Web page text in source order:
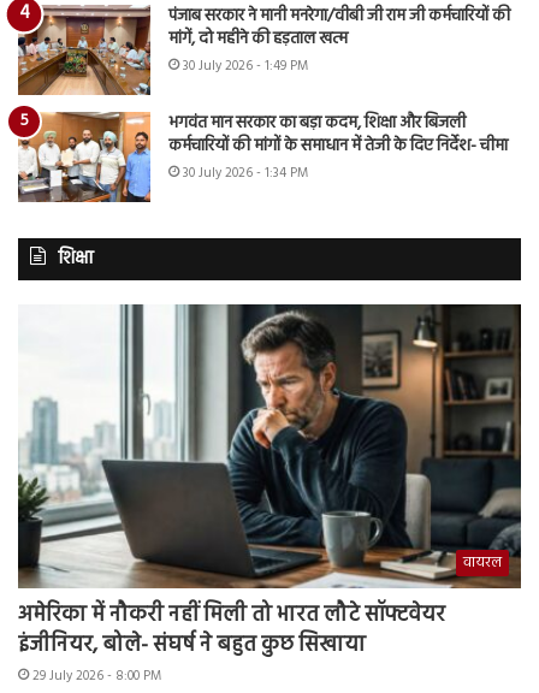
पंजाब सरकार ने मानी मनरेगा/वीबी जी राम जी कर्मचारियों की
मांगें, दो महीने की हड़ताल खत्म
30 July 2026 - 1:49 PM
भगवंत मान सरकार का बड़ा कदम, शिक्षा और बिजली
कर्मचारियों की मांगों के समाधान में तेजी के दिए निर्देश- चीमा
30 July 2026 - 1:34 PM
शिक्षा
वायरल
अमेरिका में नौकरी नहीं मिली तो भारत लौटे सॉफ्टवेयर
इंजीनियर, बोले- संघर्ष ने बहुत कुछ सिखाया
29 July 2026 - 8:00 PM